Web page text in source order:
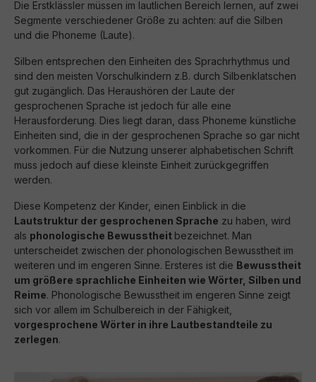
Die Erstklässler müssen im lautlichen Bereich lernen, auf zwei
Segmente verschiedener Größe zu achten: auf die Silben
und die Phoneme (Laute).
Silben entsprechen den Einheiten des Sprachrhythmus und
sind den meisten Vorschulkindern z.B. durch Silbenklatschen
gut zugänglich. Das Heraushören der Laute der
gesprochenen Sprache ist jedoch für alle eine
Herausforderung. Dies liegt daran, dass Phoneme künstliche
Einheiten sind, die in der gesprochenen Sprache so gar nicht
vorkommen. Für die Nutzung unserer alphabetischen Schrift
muss jedoch auf diese kleinste Einheit zurückgegriffen
werden.
Diese Kompetenz der Kinder, einen Einblick in die
Lautstruktur der gesprochenen Sprache zu haben, wird
als phonologische Bewusstheit bezeichnet. Man
unterscheidet zwischen der phonologischen Bewusstheit im
weiteren und im engeren Sinne. Ersteres ist die Bewusstheit
um größere sprachliche Einheiten wie Wörter, Silben und
Reime. Phonologische Bewusstheit im engeren Sinne zeigt
sich vor allem im Schulbereich in der Fähigkeit,
vorgesprochene Wörter in ihre Lautbestandteile zu
zerlegen.